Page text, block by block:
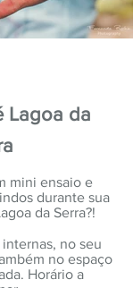
Lagoa da
mini ensaio e
durante sua
da Serra?!
no seu
no espaço
Horário a